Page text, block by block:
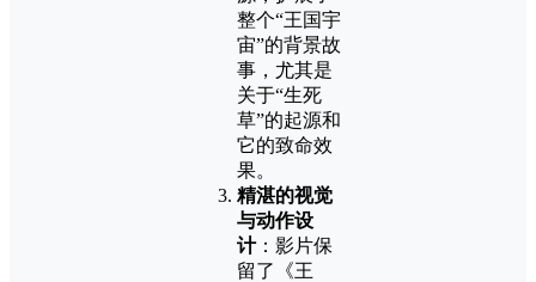
整个“王国宇
宙”的背景故
事，尤其是
关于“生死
草”的起源和
它的致命效
果。
精湛的视觉
与动作设
计：影片保
留了《王